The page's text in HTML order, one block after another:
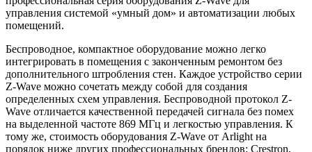
управления системой «умный дом» и автоматизации любых
помещений.
Беспроводное, компактное оборудование можно легко
интегрировать в помещения с законченным ремонтом без
дополнительного штробления стен. Каждое устройство серии
Z-Wave можно сочетать между собой для создания
определенных схем управления. Беспроводной протокол Z-
Wave отличается качественной передачей сигнала без помех
на выделенной частоте 869 МГц и легкостью управления. К
тому же, стоимость оборудования Z-Wave от Arlight на
порядок ниже других профессиональных брендов: Crestron,